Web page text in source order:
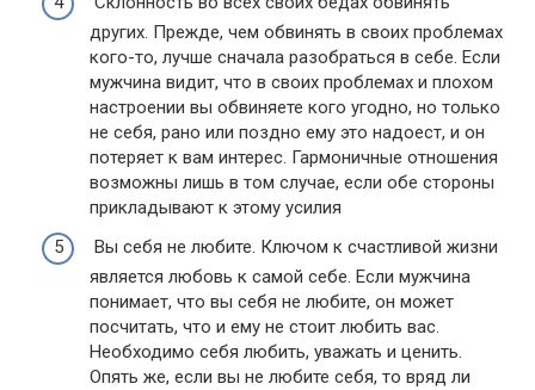
других. Прежде, чем обвинять в своих проблемах
кого-то, лучше сначала разобраться в себе. Если
мужчина видит, что в своих проблемах и плохом
настроении вы обвиняете кого угодно, но только
не себя, рано или поздно ему это надоест, и он
потеряет к вам интерес. Гармоничные отношения
возможны лишь в том случае, если обе стороны
прикладывают к этому усилия
Вы себя не любите. Ключом к счастливой жизни
является любовь к самой себе. Если мужчина
понимает, что вы себя не любите, он может
посчитать, что и ему не стоит любить вас.
Необходимо себя любить, уважать и ценить.
Опять же, если вы не любите себя, то вряд ли